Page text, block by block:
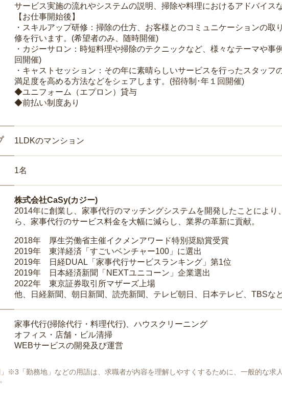
サービス実施の流れやシステムの説明、掃除や料理におけるアドバイス
【お仕事開始後】
・スキルアップ研修：掃除の仕方、お客様とのコミュニケーションの
修を行います。(希望者のみ、随時開催)
・カジーサロン：時短料理や掃除のテクニックなど、様々なテーマや事
回開催)
・キャストセッション：その年に素晴らしいサービスを行ったスタッ
満足度を高める方法などをシェアします。(招待制･年１回開催)
◆ユニフォーム（エプロン）貸与
◆前払い制度あり
1LDKのマンション
1名
株式会社CaSy(カジー)
2014年に創業し、家事代行のマッチングシステムを開発したことによ
ら、家事代行のサービス料金を大幅に減らし、業界の革新に貢献。
2018年 厚生労働省主催イクメンアワード特別奨励賞受賞
2019年 東洋経済「すごいベンチャー100」に選出
2019年 日経DUAL「家事代行サービスランキング」第1位
2019年 日本経済新聞「NEXTユニコーン」企業選出
2022年 東京証券取引所マザーズ上場
他、日経新聞、朝日新聞、読売新聞、テレビ朝日、日本テレビ、TBSな
家事代行(掃除代行・料理代行)、ハウスクリーニング
オフィス・店舗・ビル清掃
WEBサービスの開発及び運営
※3「勤務地」などの用語は、求職者が内容を理解しやすくするために、一般的な求